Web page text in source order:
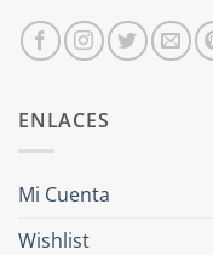
ENLACES
Mi Cuenta
Wishlist